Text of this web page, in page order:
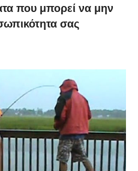
που μπορεί να μην
σας